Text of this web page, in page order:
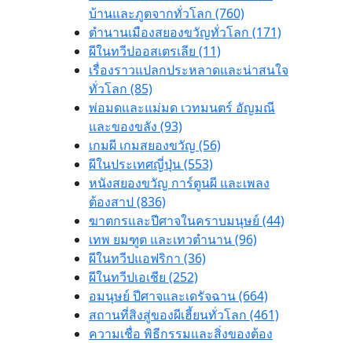
บ้านและภูตจากทั่วโลก (760)
ตำนานเมืองสยองขวัญทั่วโลก (171)
ผีในทวีปออสเตรเลีย (11)
เรื่องราวแปลกประหลาดและน่าสนใจ
ทั่วโลก (85)
พ่อมดและแม่มด เวทมนตร์ อัญมณี
และของขลัง (93)
เกมผี เกมสยองขวัญ (56)
ผีในประเทศญี่ปุ่น (553)
หนังสยองขวัญ การ์ตูนผี และเพลง
ต้องสาป (836)
ฆาตกรและปีศาจในคราบมนุษย์ (44)
เทพ ยมฑูต และเทวตำนาน (96)
ผีในทวีปแอฟริกา (36)
ผีในทวีปเอเชีย (252)
อมนุษย์ ปีศาจและเดรัจฉาน (664)
สถานที่สิงสู่ของผีเฮี้ยนทั่วโลก (461)
ความเชื่อ พิธีกรรมและสิ่งของต้อง